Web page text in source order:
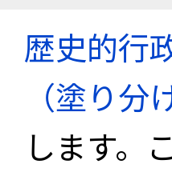
歴史的行
（塗り分
します。